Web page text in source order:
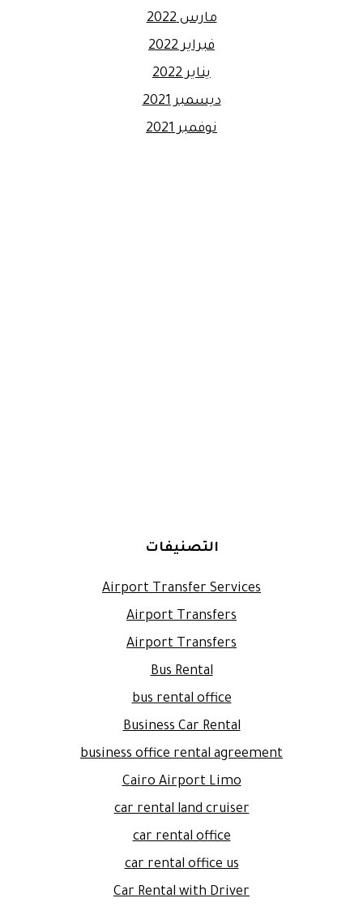
مارس 2022
فبراير 2022
يناير 2022
ديسمبر 2021
نوفمبر 2021
التصنيفات
Airport Transfer Services
Airport Transfers
Airport Transfers
Bus Rental
bus rental office
Business Car Rental
business office rental agreement
Cairo Airport Limo
car rental land cruiser
car rental office
car rental office us
Car Rental with Driver